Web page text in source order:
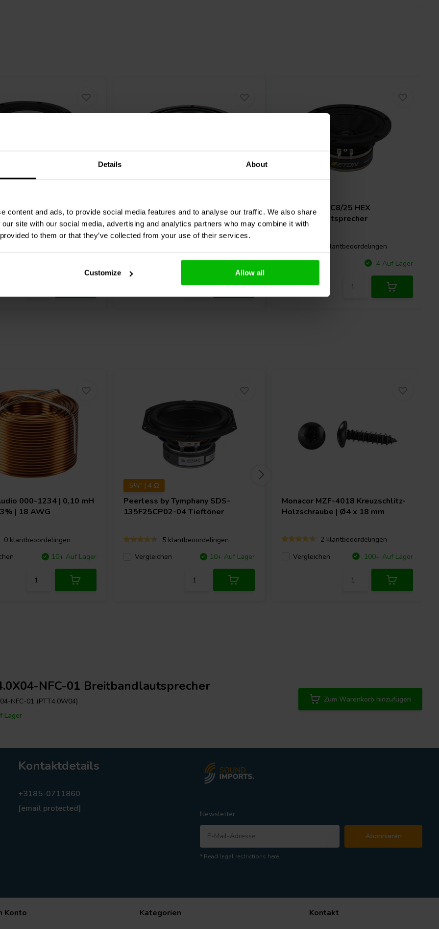
Details About
content and ads, to provide social media features and to analyse our traffic. We also share
site with our social media, advertising and analytics partners who may combine it with
to them or that they’ve collected from your use of their services.
Customize Allow all
Aufhängung, die Membran und
separat.
durch die
für unverzerrte Mitteltöne
Mittelton-Ausgangssignals
als 'Burbling' bezeichnet)
harmonische und
die durch
verursacht werden
Verzerrungen, wenn sie sich
Verzerrungen an den
der Funktion. Eine genauere
ARCOSIA
ETON 8-212/C8/37 HEX
Breitbandlautsprecher
9 Auf Lager
ETON5-212/C8/25 HEX
Breitbandlautsprecher
0 klantbeoordelingen
Vergleichen
4 Auf Lager
000-1234 | 0,10 mH
| 18 AWG
0 klantbeoordelingen
10+ Auf Lager
5¼" | 4 Ω
Peerless by Tymphany SDS-
135F25CP02-04 Tieftöner
5 klantbeoordelingen
Vergleichen
10+ Auf Lager
Monacor MZF-4018 Kreuzschlitz-
Holzschraube | Ø4 x 18 mm
2 klantbeoordelingen
Vergleichen
100+ Auf Lager
NFC-01 Breitbandlautsprecher
NFC-01 (PTT4.0W04)
Lager
Zum Warenkorb hinzufügen
Kontaktdetails
+3185-0711860
[email protected]
Newsletter
Abonnieren
* Read legal restrictions here
Konto Kategorien Kontakt